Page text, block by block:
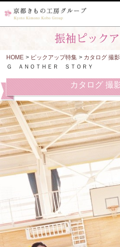
HOME > ピックアップ特集 > カタログ 撮
Ｇ ＡＮＯＴＨＥＲ ＳＴＯＲＹ
カタログ 撮